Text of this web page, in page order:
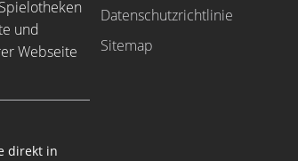
und
Webseite
direkt in
Datenschutzrichtlinie
Sitemap